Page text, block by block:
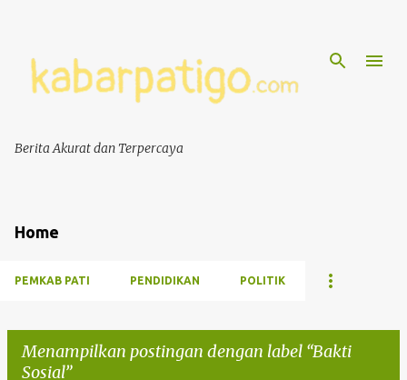
Berita Akurat dan Terpercaya
Home
PEMKAB PATI PENDIDIKAN POLITIK
Menampilkan postingan dengan label Bakti
Sosial